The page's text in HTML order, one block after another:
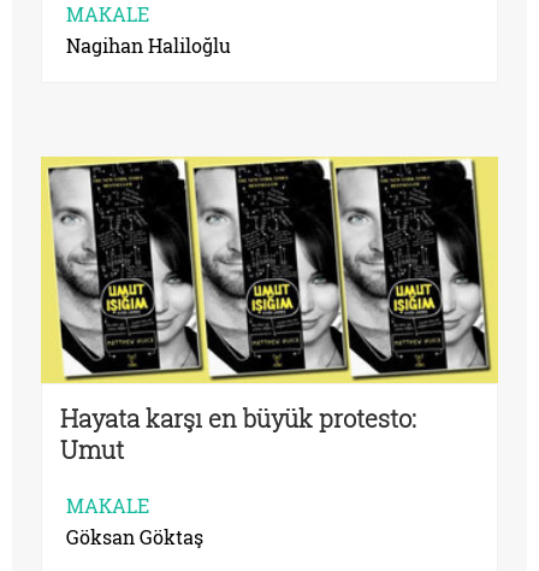
MAKALE
Nagihan Haliloğlu
Hayata karşı en büyük protesto:
Umut
MAKALE
Göksan Göktaş